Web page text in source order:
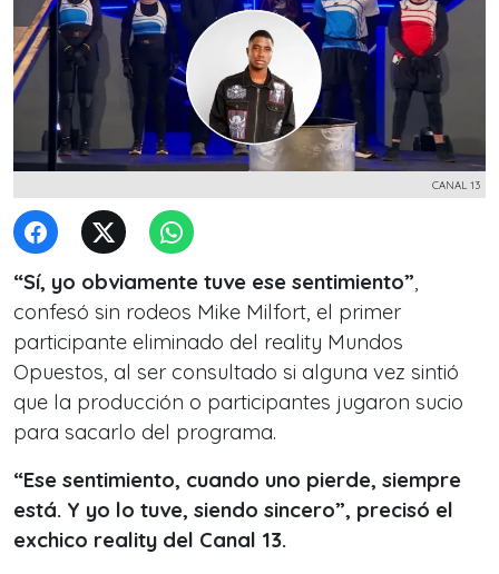
CANAL 13
“Sí, yo obviamente tuve ese sentimiento”,
confesó sin rodeos Mike Milfort, el primer
participante eliminado del reality Mundos
Opuestos, al ser consultado si alguna vez sintió
que la producción o participantes jugaron sucio
para sacarlo del programa.
“Ese sentimiento, cuando uno pierde, siempre
está. Y yo lo tuve, siendo sincero”, precisó el
exchico reality del Canal 13.